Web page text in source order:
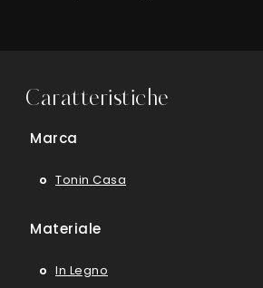
Caratteristiche
Marca
Tonin Casa
Materiale
In Legno